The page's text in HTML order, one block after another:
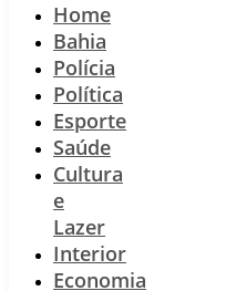
Home
Bahia
Polícia
Política
Esporte
Saúde
Cultura
e
Lazer
Interior
Economia